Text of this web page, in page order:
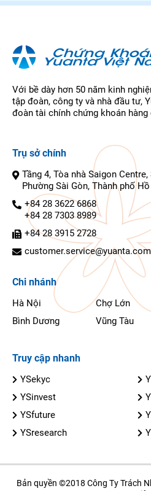
Với bề dày hơn 50 năm kinh
tập đoàn, công ty và nhà đầu tư,
đoàn tài chính chứng khoán hàng
Trụ sở chính
Tầng 4, Tòa nhà Saigon
Phường Sài Gòn, Thành phố
+84 28 3622 6868
+84 28 7303 8989
+84 28 3915 2728
Chi nhánh
Hà Nội Chợ Lớn
Bình Dương
Vũng Tàu
Truy cập nhanh
YSekyc
YSinvest
YSfuture
YSresearch
Bản quyền ©2018 Công Ty Trách